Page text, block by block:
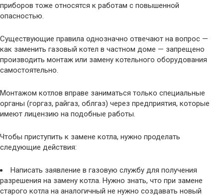
приборов тоже относятся к работам с повышенной
опасностью.
Существующие правила однозначно отвечают на вопрос —
как заменить газовый котел в частном доме — запрещено
производить монтаж или замену котельного оборудования
самостоятельно.
Монтажом котлов вправе заниматься только специальные
органы (горгаз, райгаз, облгаз) через предприятия, которые
имеют лицензию на подобные работы.
Чтобы приступить к замене котла, нужно проделать
следующие действия:
Написать заявление в газовую службу для получения
разрешения на замену котла. Нужно знать, что при замене
старого котла на аналогичный не нужно создавать новый